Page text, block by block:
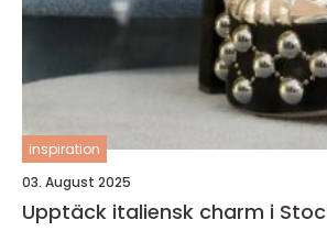
inspiration
03. August 2025
Upptäck italiensk charm i